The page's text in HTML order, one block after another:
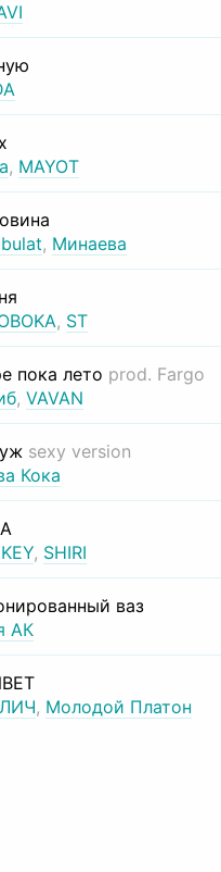
, MAYOT
, Минаева
, ST
пока лето prod. Fargo
, VAVAN
sexy version
Кока
, SHIRI
ваз
АК
, Молодой Платон